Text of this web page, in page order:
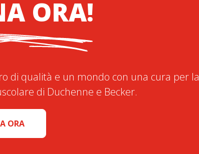
ORA!
di qualità e un mondo con una cura per la
di Duchenne e Becker.
ORA